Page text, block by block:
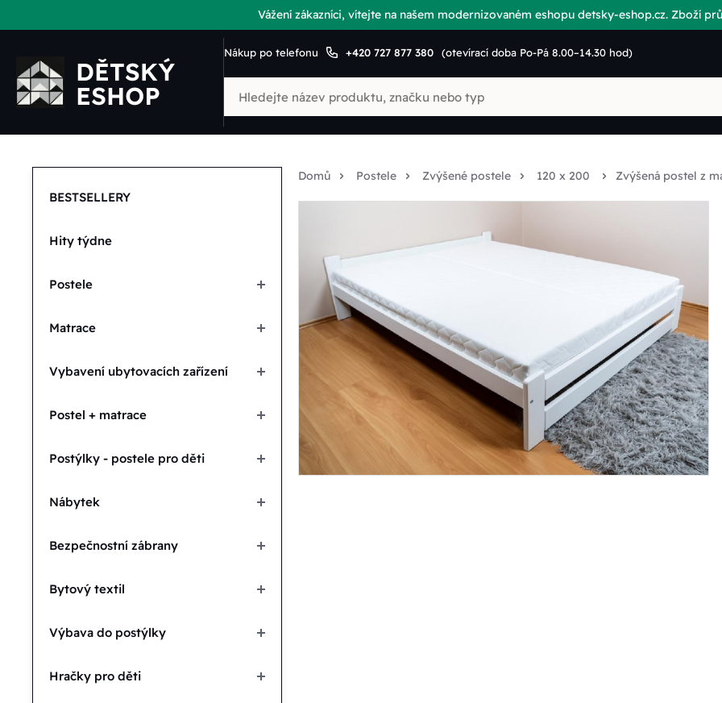
Vážení zákazníci, vítejte na našem modernizovaném eshopu detsky-eshop.cz. Zboží
Nákup po telefonu +420 727 877 380 (otevírací doba Po-Pá 8.00–14.30 hod)
BESTSELLERY
Hity týdne
Postele
Matrace
Vybavení ubytovacích zařízení
Postel + matrace
Postýlky - postele pro děti
Nábytek
Bezpečnostní zábrany
Bytový textil
Výbava do postýlky
Hračky pro děti
Domů Postele Zvýšené postele 120 x 200 Zvýšená postel z